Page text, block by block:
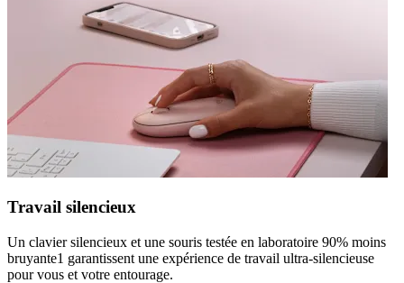
Travail silencieux
Un clavier silencieux et une souris testée en laboratoire 90% moins
bruyante1 garantissent une expérience de travail ultra-silencieuse
pour vous et votre entourage.